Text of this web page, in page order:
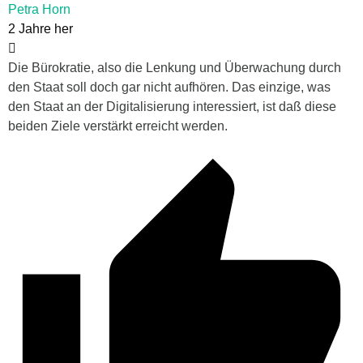
Petra Horn
2 Jahre her
Die Bürokratie, also die Lenkung und Überwachung durch
den Staat soll doch gar nicht aufhören. Das einzige, was
den Staat an der Digitalisierung interessiert, ist daß diese
beiden Ziele verstärkt erreicht werden.